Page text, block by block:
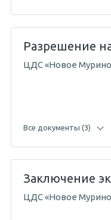
Разрешение
ЦДС «Новое
Все документы (3)
28.08.2017 —
Заключение
ЦДС «Новое